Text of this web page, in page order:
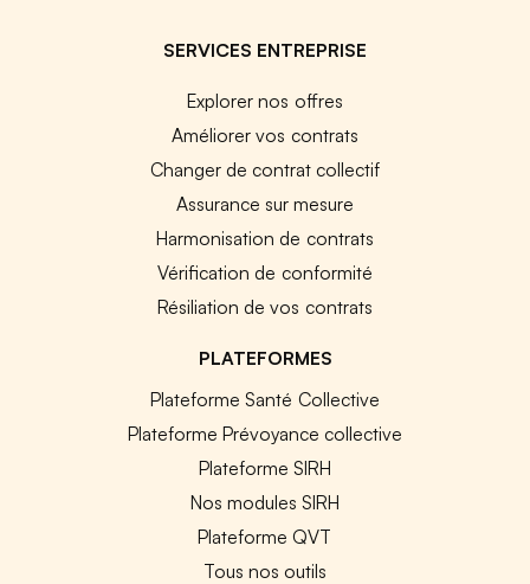
SERVICES ENTREPRISE
Explorer nos offres
Améliorer vos contrats
Changer de contrat collectif
Assurance sur mesure
Harmonisation de contrats
Vérification de conformité
Résiliation de vos contrats
PLATEFORMES
Plateforme Santé Collective
Plateforme Prévoyance collective
Plateforme SIRH
Nos modules SIRH
Plateforme QVT
Tous nos outils